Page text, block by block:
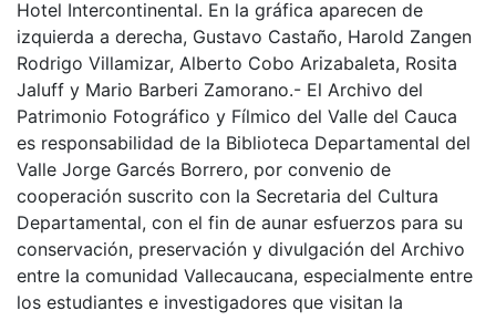
Hotel Intercontinental. En la gráfica aparecen de
izquierda a derecha, Gustavo Castaño, Harold Zangen
Rodrigo Villamizar, Alberto Cobo Arizabaleta, Rosita
Jaluff y Mario Barberi Zamorano.- El Archivo del
Patrimonio Fotográfico y Fílmico del Valle del Cauca
es responsabilidad de la Biblioteca Departamental del
Valle Jorge Garcés Borrero, por convenio de
cooperación suscrito con la Secretaria del Cultura
Departamental, con el fin de aunar esfuerzos para su
conservación, preservación y divulgación del Archivo
entre la comunidad Vallecaucana, especialmente entre
los estudiantes e investigadores que visitan la